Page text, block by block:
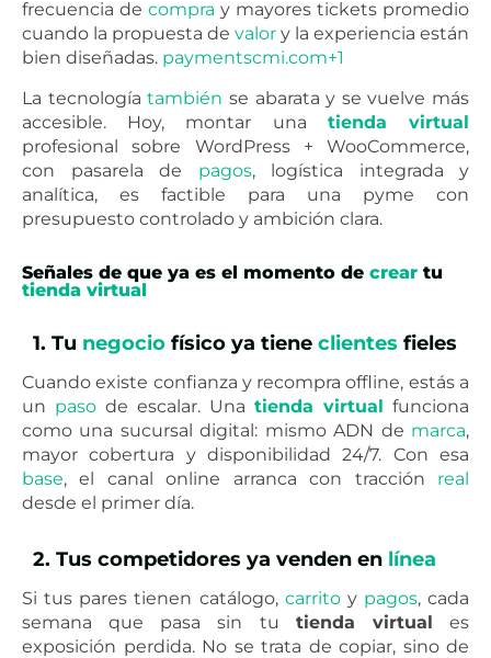
frecuencia de compra y mayores tickets promedio
cuando la propuesta de valor y la experiencia están
bien diseñadas. paymentscmi.com+1
La tecnologíatambién se abarata y se vuelve más
accesible. Hoy, montar una tienda
virtual
profesional sobre WordPress + WooCommerce,
con pasarela de pagos, logística integrada y
analítica, es factible para una pyme con
presupuesto controlado y ambición clara.
Señales de que ya es el momento de crear tu
tienda virtual
1. Tu negocio físico ya tiene clientes fieles
Cuando existe confianza y recompra offline, estás a
un paso de escalar. Una tienda virtual funciona
como una sucursal digital: mismo ADN de marca,
mayor cobertura y disponibilidad 24/7. Con esa
base, el canal online arranca con tracción real
desde el primer día.
2. Tus competidores ya venden en línea
Si tus pares tienen catálogo, carritoy pagos, cada
semana que pasa sin tu tienda virtual es
exposición perdida. No se trata de copiar, sino de